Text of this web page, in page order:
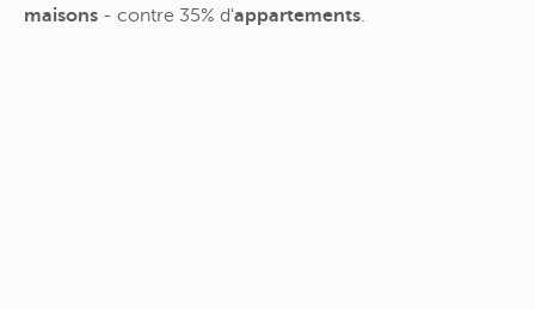
maisons - contre 35% d'appartements.